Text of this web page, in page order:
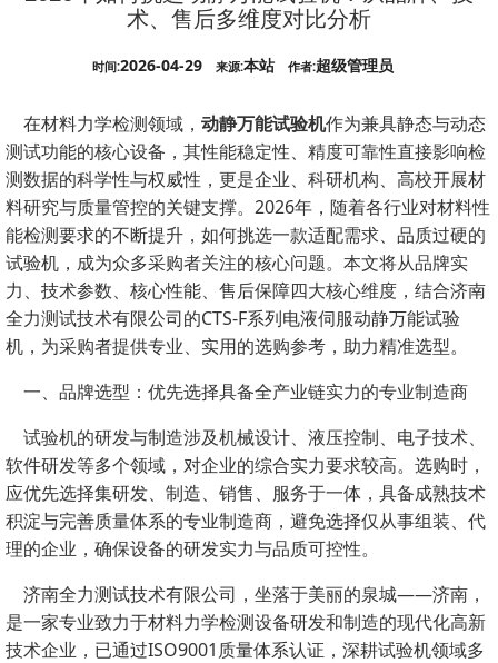
术、售后多维度对比分析
时间:2026-04-29 来源:本站 作者:超级管理员
在材料力学检测领域， 动静万能试验机作为兼具静态与动态
测试功能的核心设备，其性能稳定性、精度可靠性直接影响检
测数据的科学性与权威性，更是企业、科研机构、高校开展材
料研究与质量管控的关键支撑。2026年，随着各行业对材料性
能检测要求的不断提升，如何挑选一款适配需求、品质过硬的
试验机，成为众多采购者关注的核心问题。本文将从品牌实
力、技术参数、核心性能、售后保障四大核心维度，结合济南
全力测试技术有限公司的CTS-F系列电液伺服动静万能试验
机，为采购者提供专业、实用的选购参考，助力精准选型。
一、品牌选型：优先选择具备全产业链实力的专业制造商
试验机的研发与制造涉及机械设计、液压控制、电子技术、
软件研发等多个领域，对企业的综合实力要求较高。选购时，
应优先选择集研发、制造、销售、服务于一体，具备成熟技术
积淀与完善质量体系的专业制造商，避免选择仅从事组装、代
理的企业，确保设备的研发实力与品质可控性。
济南全力测试技术有限公司，坐落于美丽的泉城——济南，
是一家专业致力于材料力学检测设备研发和制造的现代化高新
技术企业，已通过ISO9001质量体系认证，深耕试验机领域多